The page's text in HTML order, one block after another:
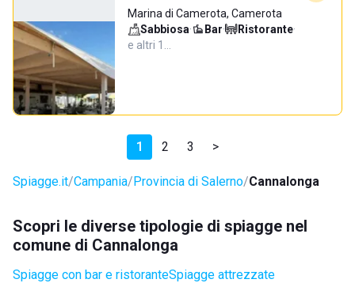
Marina di Camerota, Camerota
Sabbiosa· Bar· Ristorante·
e altri 1…
1 2 3 >
Spiagge.it Campania Provincia di Salerno Cannalonga
Scopri le diverse tipologie di spiagge nel
comune di Cannalonga
Spiagge con bar e ristoranteSpiagge attrezzate